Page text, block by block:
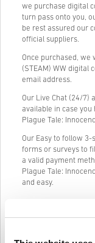
we purchase digital
turn pass onto you,
be rest assured our
official suppliers.
Once purchased, we
(STEAM) WW digital
email address.
Our Live Chat (24/7)
available in case
Plague Tale:
Our Easy to follow 3-
forms or surveys to
a valid payment
Plague Tale:
and easy.